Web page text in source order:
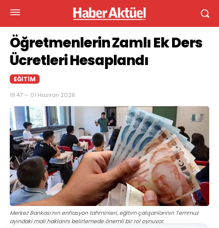
Öğretmenlerin Zamlı Ek Ders
Ücretleri Hesaplandı
EĞITIM
19:47 — 01 Haziran 2026
Merkez Bankası'nın enflasyon tahminleri, eğitim çalışanlarının Temmuz
ayındaki mali haklarını belirlemede önemli bir rol oynuyor.